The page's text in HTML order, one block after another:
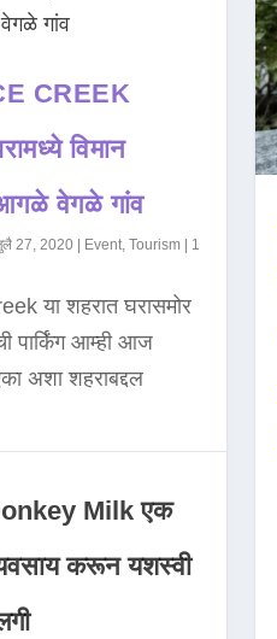
CREEK
विमान
वेगळे गांव
27, 2020 Event,Tourism 1
या शहरात घरासमोर
पार्किंग आम्ही आज
अशा शहराबद्दल
Milk एक
करून यशस्वी